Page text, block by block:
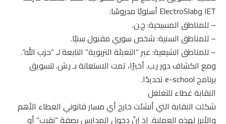
IET وElectroSlab أسلوبًا مدروسًا:
– للمناطق المسيحية: ج.ن.
– للمناطق السنية: شخص سوري مقبول سنيًا.
– للمناطق الشيعية: عبر “التعبئة التربوية” التابعة لـ “حزب الله”.
ومع انكشاف دور ر.ب. أخيرًا، تمت الاستعانة بـ ر.ش. لتسويق
برنامج e-school تحديدًا.
النقابة غطاء للتغلغل
شكلت النقابة التي أنشئت خارج أي مسار قانوني الغطاء الأهم
والأبرز لهذه العملية. إذ إنّ دخول المدارس بصفة “نقيب” أو